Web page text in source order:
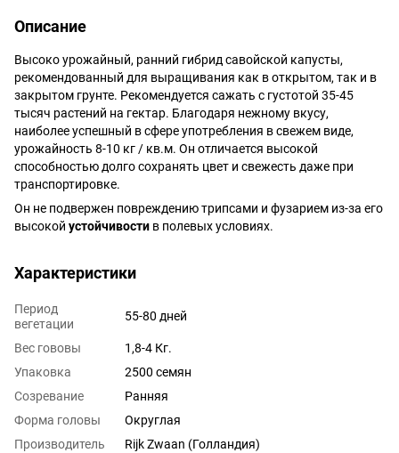
Описание
Высоко урожайный, ранний гибрид савойской капусты,
рекомендованный для выращивания как в открытом, так и в
закрытом грунте. Рекомендуется сажать с густотой 35-45
тысяч растений на гектар. Благодаря нежному вкусу,
наиболее успешный в сфере употребления в свежем виде,
урожайность 8-10 кг / кв.м. Он отличается высокой
способностью долго сохранять цвет и свежесть даже при
транспортировке.
Он не подвержен повреждению трипсами и фузарием из-за его
высокой устойчивости в полевых условиях.
Характеристики
Период
вегетации
55-80 дней
Вес гововы
1,8-4 Кг.
Упаковка
2500 семян
Cозревание
Ранняя
Форма головы
Округлая
Производитель
Rijk Zwaan (Голландия)